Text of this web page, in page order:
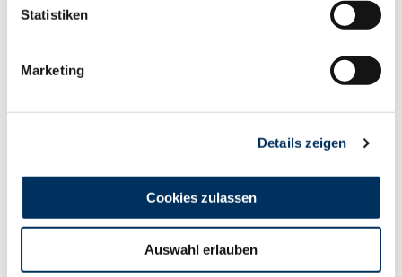
Statistiken
Marketing
Details zeigen
Cookies zulassen
Auswahl erlauben
M +49 1708165600